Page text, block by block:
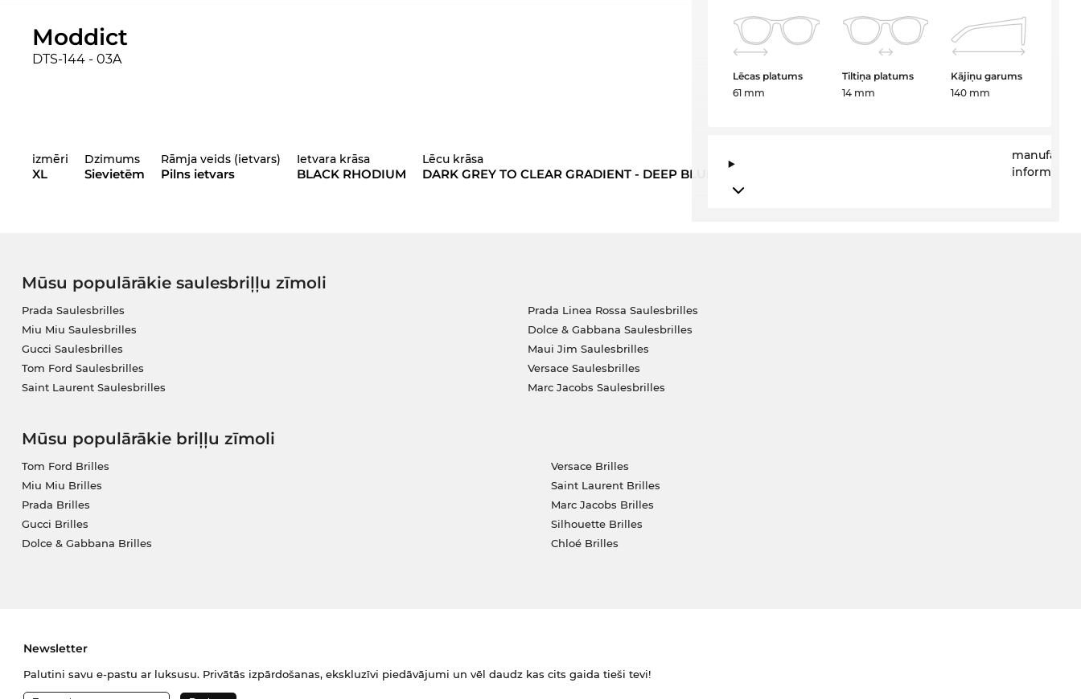
Moddict
DTS-144 - 03A
izmēri
XL
Dzimums
Sievietēm
Rāmja veids (ietvars)
Pilns ietvars
Ietvara krāsa
BLACK RHODIUM
Lēcu krāsa
DARK GREY TO CLEAR GRADIENT - DEEP BLUE FLASH
Lēcas platums
61 mm
Tiltiņa platums
14 mm
Kājiņu garums
140 mm
information
Mūsu populārākie saulesbriļļu zīmoli
Prada Saulesbrilles
Miu Miu Saulesbrilles
Gucci Saulesbrilles
Tom Ford Saulesbrilles
Saint Laurent Saulesbrilles
Prada Linea Rossa Saulesbrilles
Dolce & Gabbana Saulesbrilles
Maui Jim Saulesbrilles
Versace Saulesbrilles
Marc Jacobs Saulesbrilles
Mūsu populārākie briļļu zīmoli
Tom Ford Brilles
Miu Miu Brilles
Prada Brilles
Gucci Brilles
Dolce & Gabbana Brilles
Versace Brilles
Saint Laurent Brilles
Marc Jacobs Brilles
Silhouette Brilles
Chloé Brilles
Newsletter
Palutini savu e-pastu ar luksusu. Privātās izpārdošanas, ekskluzīvi piedāvājumi un vēl daudz kas cits gaida tieši tevi!